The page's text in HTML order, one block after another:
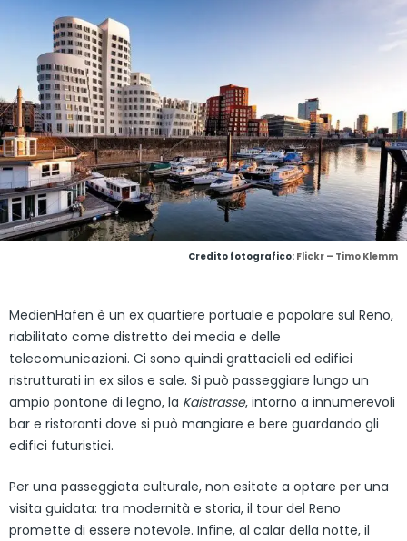
Credito fotografico: Flickr – Timo Klemm
MedienHafen è un ex quartiere portuale e popolare sul Reno,
riabilitato come distretto dei media e delle
telecomunicazioni. Ci sono quindi grattacieli ed edifici
ristrutturati in ex silos e sale. Si può passeggiare lungo un
ampio pontone di legno, la Kaistrasse, intorno a innumerevoli
bar e ristoranti dove si può mangiare e bere guardando gli
edifici futuristici.
Per una passeggiata culturale, non esitate a optare per una
visita guidata: tra modernità e storia, il tour del Reno
promette di essere notevole. Infine, al calar della notte, il